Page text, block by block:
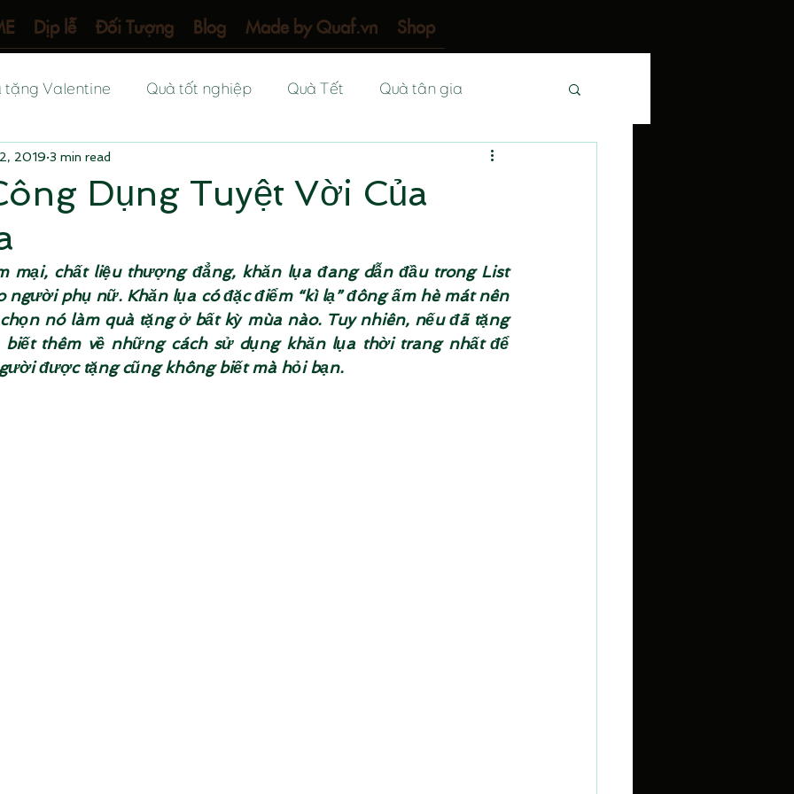
Dịp lễ Đối Tượng Blog Made by Quaf.vn Shop
tặng Valentine Quà tốt nghiệp Quà Tết Quà tân gia
Quà tặng khai trương
Quà tặng hội nghị Quà tặng thầy cô Quà tặng doanh nhân
Quà tặng chồng Quà tặng chị gái Quà tặng bố
Dụng Tuyệt Vời Của
2019 3 min read
mại, chất liệu thượng đẳng, khăn lụa đang dẫn đầu trong List
người phụ nữ. Khăn lụa có đặc điểm “kì lạ” đông ấm hè mát nên
nó làm quà tặng ở bất kỳ mùa nào. Tuy nhiên, nếu đã tặng
biết thêm về những cách sử dụng khăn lụa thời trang nhất để
được tặng cũng không biết mà hỏi bạn.